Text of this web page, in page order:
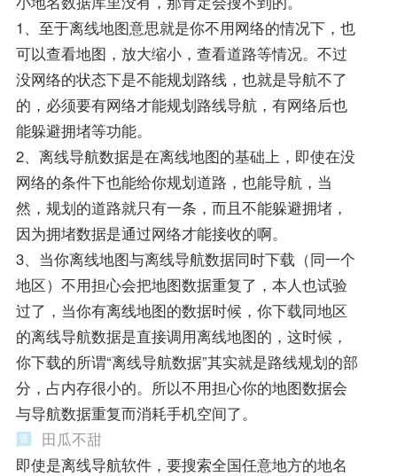
1、至于离线地图意思就是你不用网络的情况下，也
可以查看地图，放大缩小，查看道路等情况。不过
没网络的状态下是不能规划路线，也就是导航不了
的，必须要有网络才能规划路线导航，有网络后也
能躲避拥堵等功能。
2、离线导航数据是在离线地图的基础上，即使在没
网络的条件下也能给你规划道路，也能导航，当
然，规划的道路就只有一条，而且不能躲避拥堵，
因为拥堵数据是通过网络才能接收的啊。
3、当你离线地图与离线导航数据同时下载（同一个
地区）不用担心会把地图数据重复了，本人也试验
过了，当你有离线地图的数据时候，你下载同地区
的离线导航数据是直接调用离线地图的，这时候，
你下载的所谓“离线导航数据”其实就是路线规划的部
分，占内存很小的。所以不用担心你的地图数据会
与导航数据重复而消耗手机空间了。
田瓜不甜
即使是离线导航软件，要搜索全国任意地方的地名